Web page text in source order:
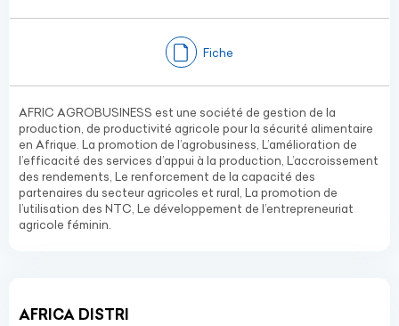
Fiche
AFRIC AGROBUSINESS est une société de gestion de la
production, de productivité agricole pour la sécurité alimentaire
en Afrique. La promotion de l’agrobusiness, L’amélioration de
l’efficacité des services d’appui à la production, L’accroissement
des rendements, Le renforcement de la capacité des
partenaires du secteur agricoles et rural, La promotion de
l’utilisation des NTC, Le développement de l’entrepreneuriat
agricole féminin.
AFRICA DISTRI